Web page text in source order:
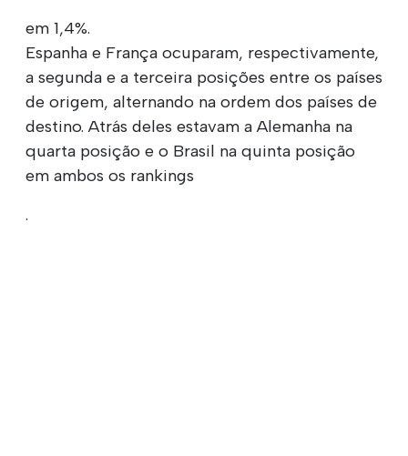
em 1,4%.
Espanha e França ocuparam, respectivamente,
a segunda e a terceira posições entre os países
de origem, alternando na ordem dos países de
destino. Atrás deles estavam a Alemanha na
quarta posição e o Brasil na quinta posição
em ambos os rankings
.